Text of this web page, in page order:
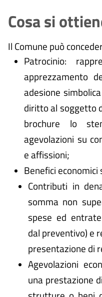
Cosa si
Il Comune può
Patrocinio:
apprezzamento
adesione
diritto al soggetto
brochure lo
agevolazioni su
e affissioni;
Benefici
Contributi in
somma non
spese ed
dal preventivo) e
presentazione di
Agevolazioni
una prestazione